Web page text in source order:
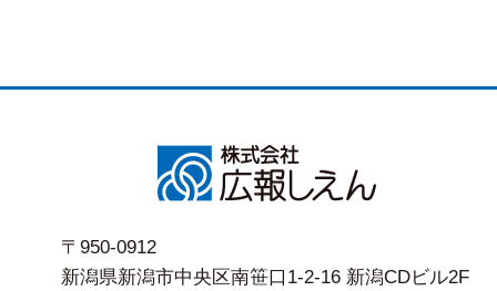
〒950-0912
新潟県新潟市中央区南笹口1-2-16 新潟CDビル2F